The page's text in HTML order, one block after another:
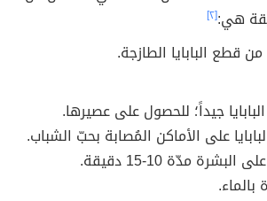
هي:[٢]
قطع البابايا الطازجة.
جيداً؛ للحصول على عصيرها.
على الأماكن المُصابة بحبّ الشباب.
مدّة 10-15 دقيقة.